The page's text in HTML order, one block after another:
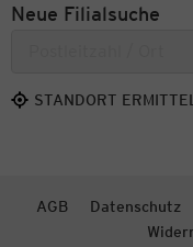
Neue Filialsuche
STANDORT
AGB Datenschutz